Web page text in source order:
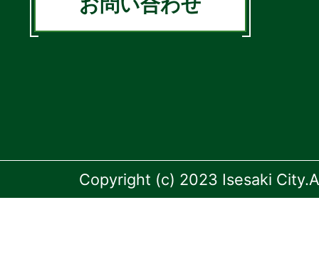
Copyright (c) 2023 Isesaki